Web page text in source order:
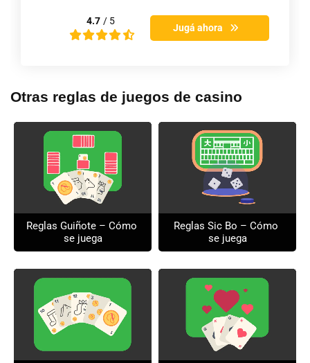
4.7 / 5
Jugá ahora
Otras reglas de juegos de casino
Reglas Guiñote – Cómo
se juega
Reglas Sic Bo – Cómo
se juega